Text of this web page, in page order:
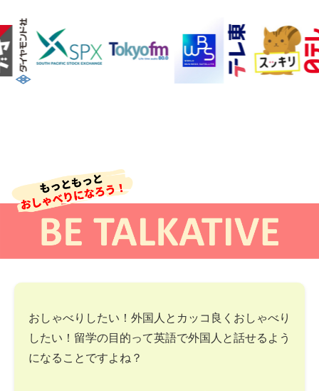
おしゃべりしたい！外国人とカッコ良くおしゃべり
したい！留学の目的って英語で外国人と話せるよう
になることですよね？